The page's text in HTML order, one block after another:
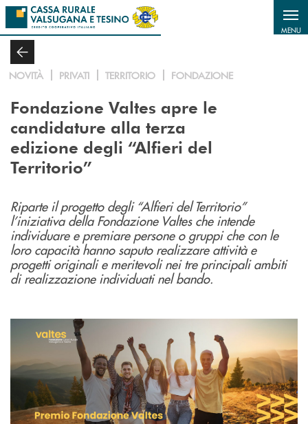
Salta al contenuto principale
MENU
NOVITÀ PRIVATI TERRITORIO FONDAZIONE
Fondazione Valtes apre le
candidature alla terza
edizione degli “Alfieri del
Territorio”
Riparte il progetto degli “Alfieri del Territorio”
l’iniziativa della Fondazione Valtes che intende
individuare e premiare persone o gruppi che con le
loro capacità hanno saputo realizzare attività e
progetti originali e meritevoli nei tre principali ambiti
di realizzazione individuati nel bando.